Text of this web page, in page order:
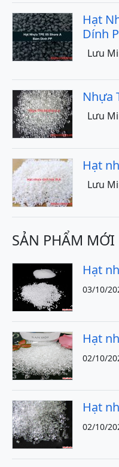
Hạt
Dính
Lưu
Nhựa
Lưu
Hạt
Lưu
SẢN PHẨM MỚI
Hạt
03/10/
Hạt
02/10/
Hạt
02/10/